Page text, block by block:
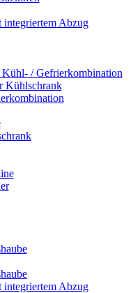
Abzug
Kühl- / Gefrierkombination
Kühlschrank
Abzug